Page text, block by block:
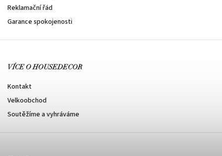
Reklamační řád
Garance spokojenosti
VÍCE O HOUSEDECOR
Kontakt
Velkoobchod
Soutěžíme a vyhráváme